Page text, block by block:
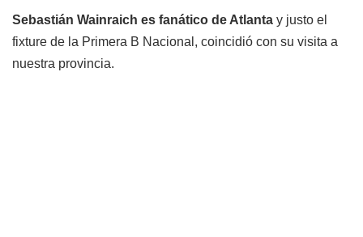
Sebastián Wainraich es fanático de Atlanta y justo el
fixture de la Primera B Nacional, coincidió con su visita a
nuestra provincia.